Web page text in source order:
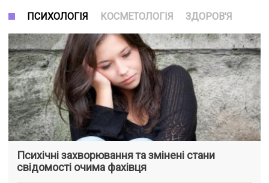
ПСИХОЛОГІЯ КОСМЕТОЛОГІЯ ЗДОРОВ'Я
Психічні захворювання та змінені стани
свідомості очима фахівця